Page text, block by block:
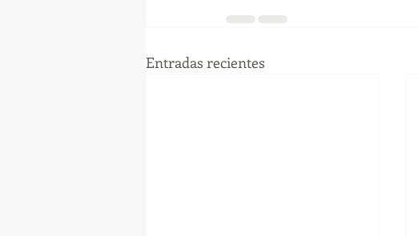
Entradas recientes